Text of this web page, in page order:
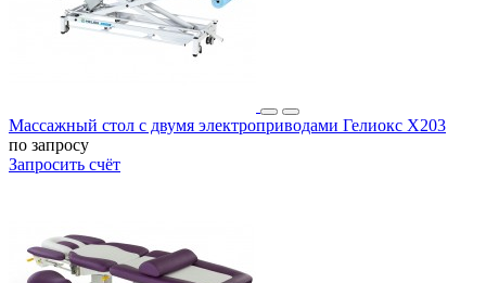
Массажный стол c двумя электроприводами Гелиокс X203
по запросу
Запросить счёт